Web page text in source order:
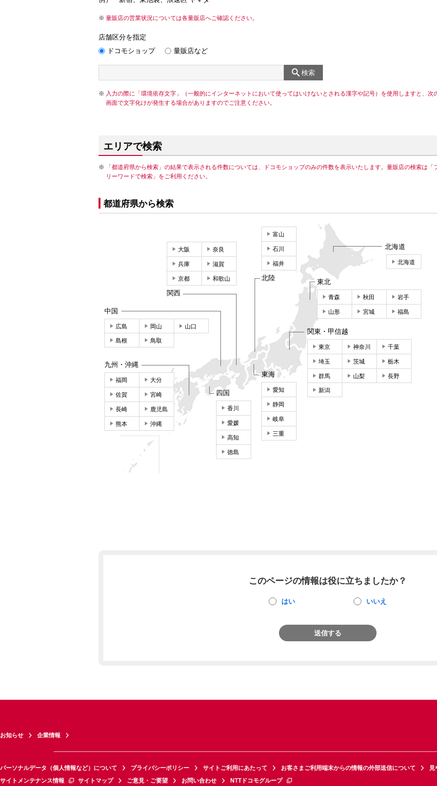
量販店の営業状況については各量販店へご確認ください。
店舗区分を指定
ドコモショップ
量販店など
検索
入力の際に「環境依存文字」（一般的にインターネットにおいて使ってはいけないとされる漢字や記号）を使用しますと、次
画面で文字化けが発生する場合がありますのでご注意ください。
エリアで検索
「都道府県から検索」の結果で表示される件数については、ドコモショップのみの件数を表示いたします。量販店の検索は「
リーワードで検索」をご利用ください。
都道府県から検索
北海道
北海道
東北
青森 秋田 岩手
山形 宮城 福島
関東・甲信越
東京 神奈川 千葉
埼玉 茨城 栃木
群馬 山梨 長野
新潟
東海
愛知
静岡
岐阜
三重
富山
石川
福井
北陸
大阪 奈良
兵庫 滋賀
京都 和歌山
関西
中国
広島 岡山 山口
島根 鳥取
四国
香川
愛媛
高知
徳島
九州・沖縄
福岡 大分
佐賀 宮崎
長崎 鹿児島
熊本 沖縄
このページの情報は役に立ちましたか？
はい いいえ
送信する
お知らせ 企業情報
パーソナルデータ（個人情報など）について プライバシーポリシー サイトご利用にあたって お客さまご利用端末からの情報の外部送信について
見
サイトメンテナンス情報
サイトマップ ご意見・ご要望 お問い合わせ NTTドコモグループ